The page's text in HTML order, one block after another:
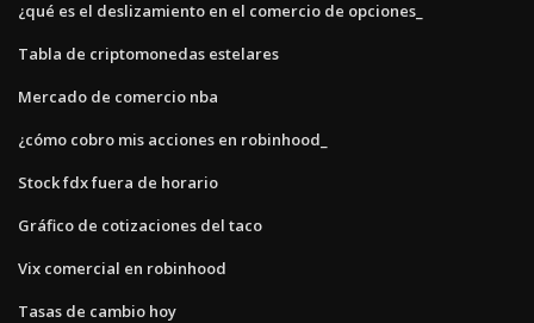
¿qué es el deslizamiento en el comercio de opciones_
Tabla de criptomonedas estelares
Mercado de comercio nba
¿cómo cobro mis acciones en robinhood_
Stock fdx fuera de horario
Gráfico de cotizaciones del taco
Vix comercial en robinhood
Tasas de cambio hoy